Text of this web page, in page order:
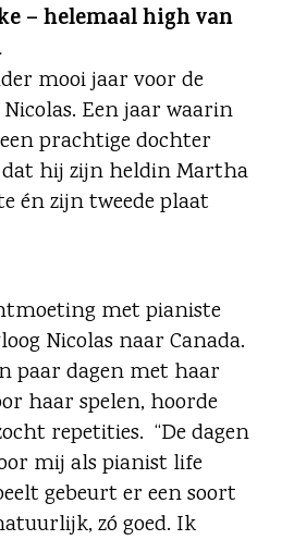
– helemaal high van
mooi jaar voor de
Een jaar waarin
prachtige dochter
hij zijn heldin Martha
én zijn tweede plaat
met pianiste
Nicolas naar Canada.
paar dagen met haar
haar spelen, hoorde
repetities. “De dagen
mij als pianist life
gebeurt er een soort
zó goed. Ik